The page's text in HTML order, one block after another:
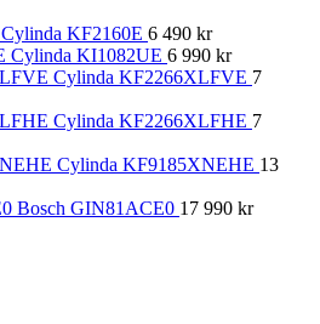
Cylinda KF2160E 6 490 kr
Cylinda KI1082UE 6 990 kr
Cylinda KF2266XLFVE 7
Cylinda KF2266XLFHE 7
Cylinda KF9185XNEHE 13
Bosch GIN81ACE0 17 990 kr